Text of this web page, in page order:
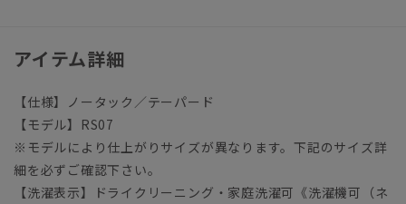
アイテム詳細
【仕様】ノータック／テーパード
【モデル】RS07
※モデルにより仕上がりサイズが異なります。下記のサイズ詳
細を必ずご確認下さい。
【洗濯表示】ドライクリーニング・家庭洗濯可《洗濯機可（ネ